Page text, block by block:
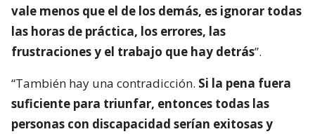
vale menos que el de los demás, es ignorar todas
las horas de práctica, los errores, las
frustraciones y el trabajo que hay detrás”.
“También hay una contradicción. Si la pena fuera
suficiente para triunfar, entonces todas las
personas con discapacidad serían exitosas y